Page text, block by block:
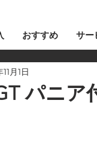
おすすめ サー
パニア
月1日